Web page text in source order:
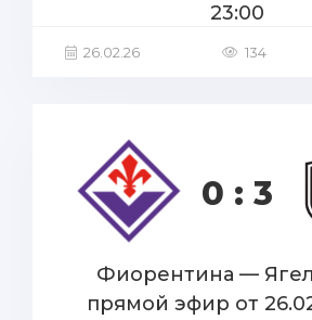
23:00
26.02.26 134
0 : 3
Фиорентина —
прямой эфир от